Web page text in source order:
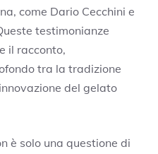
come Dario Cecchini e
testimonianze
il racconto,
tra la tradizione
del gelato
è solo una questione di